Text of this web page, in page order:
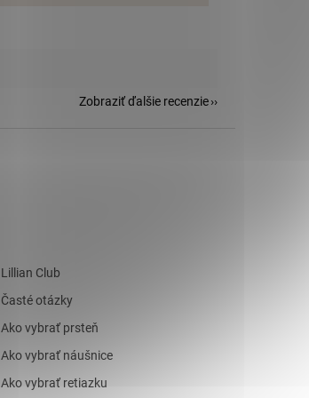
Zobraziť ďalšie recenzie
Lillian Club
Časté otázky
Ako vybrať prsteň
Ako vybrať náušnice
Ako vybrať retiazku